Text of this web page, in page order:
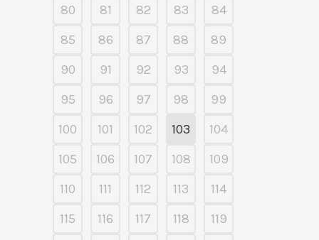
80
81 82 83
84
85
86 87 88
89
90
91 92 93
94
95
96 97 98
99
100
101 102 103
104
105
106 107 108
109
110
111 112 113
114
115
116 117 118
119